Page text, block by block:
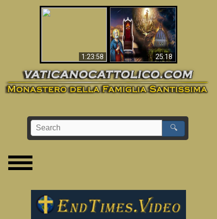
1:23:58 25:18
La Bibbia ha previsto
70 anni senza Papa?
🔍